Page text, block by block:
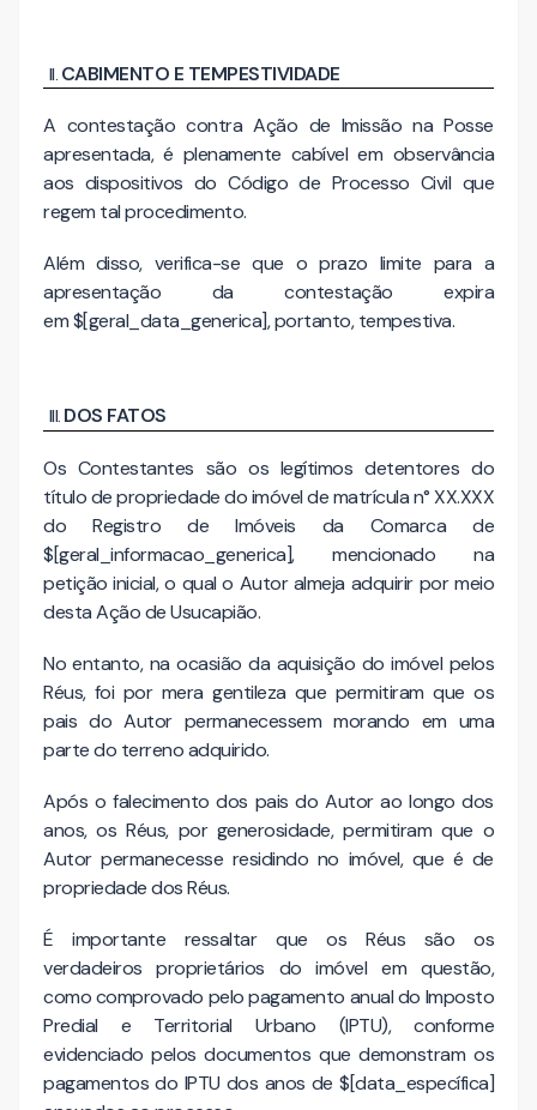
CABIMENTO E TEMPESTIVIDADE
A contestação contra Ação de Imissão na Posse
apresentada, é plenamente cabível em observância
aos dispositivos do Código de Processo Civil que
regem tal procedimento.
Além disso, verifica-se que o prazo limite para a
apresentação da contestação expira
em $[geral_data_generica], portanto, tempestiva.
DOS FATOS
Os Contestantes são os legítimos detentores do
título de propriedade do imóvel de matrícula n° XX.XXX
do Registro de Imóveis da Comarca de
$[geral_informacao_generica], mencionado na
petição inicial, o qual o Autor almeja adquirir por meio
desta Ação de Usucapião.
No entanto, na ocasião da aquisição do imóvel pelos
Réus, foi por mera gentileza que permitiram que os
pais do Autor permanecessem morando em uma
parte do terreno adquirido.
Após o falecimento dos pais do Autor ao longo dos
anos, os Réus, por generosidade, permitiram que o
Autor permanecesse residindo no imóvel, que é de
propriedade dos Réus.
É importante ressaltar que os Réus são os
verdadeiros proprietários do imóvel em questão,
como comprovado pelo pagamento anual do Imposto
Predial e Territorial Urbano (IPTU), conforme
evidenciado pelos documentos que demonstram os
pagamentos do IPTU dos anos de $[data_específica]